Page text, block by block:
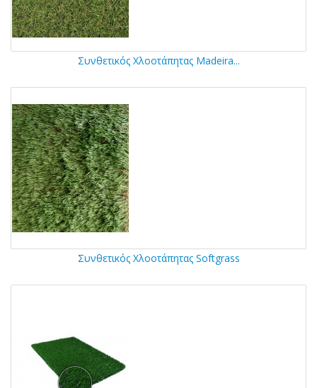
Συνθετικός Χλοοτάπητας Madeira...
Συνθετικός Χλοοτάπητας Softgrass